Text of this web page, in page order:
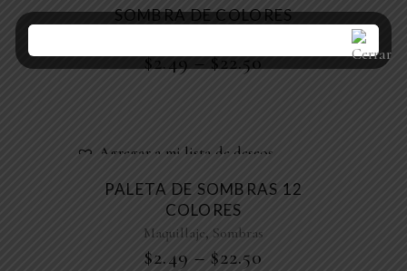
SOMBRA DE COLORES
$2.49–$22.50
Agregar a mi lista de deseos
PALETA DE SOMBRAS 12
COLORES
Maquillaje, Sombras
$2.49 – $22.50